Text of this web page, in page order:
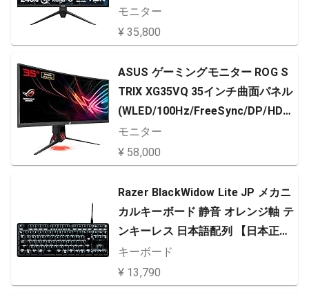
モニター
¥ 35,800
ASUS ゲーミングモニター ROG S
TRIX XG35VQ 35インチ曲面パネル
(WLED/100Hz/FreeSync/DP/HDM
Ix2/昇降/フリッカーフリー/ブルー
ライト軽減)
モニター
¥ 58,000
Razer BlackWidow Lite JP メカニ
カルキーボード 静音 オレンジ軸 テ
ンキーレス 日本語配列 【日本正規
代理店保証品】 RZ03-02640700-R
3J1
キーボード
¥ 13,790